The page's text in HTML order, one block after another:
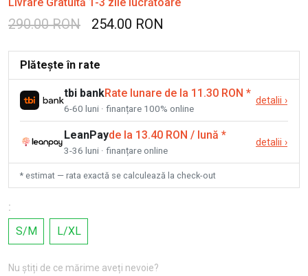
290.00 RON 254.00 RON
Plătește în rate
tbi bankRate lunare de la 11.30 RON *
6-60 luni · finanțare 100% online
detalii ›
LeanPayde la 13.40 RON / lună *
3-36 luni · finanțare online
detalii ›
* estimat — rata exactă se calculează la check-out
:
S/M
L/XL
Nu știți de ce mărime aveți nevoie?